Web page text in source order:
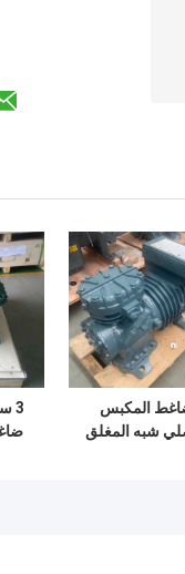
المكبس
شبه المغلق
3